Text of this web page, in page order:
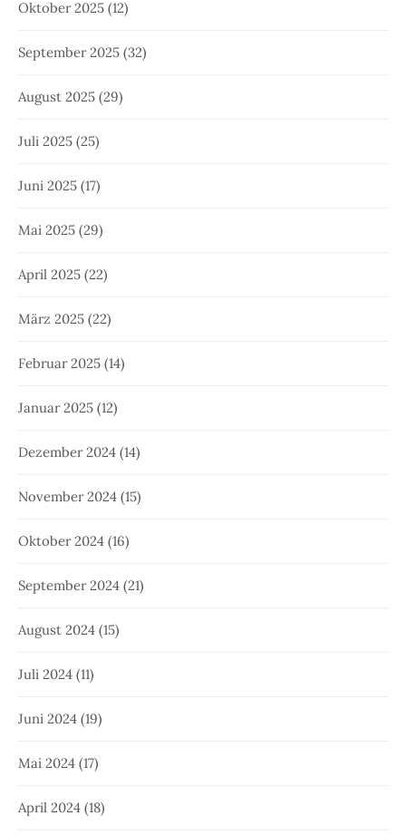
Oktober 2025 (12)
September 2025 (32)
August 2025 (29)
Juli 2025 (25)
Juni 2025 (17)
Mai 2025 (29)
April 2025 (22)
März 2025 (22)
Februar 2025 (14)
Januar 2025 (12)
Dezember 2024 (14)
November 2024 (15)
Oktober 2024 (16)
September 2024 (21)
August 2024 (15)
Juli 2024 (11)
Juni 2024 (19)
Mai 2024 (17)
April 2024 (18)